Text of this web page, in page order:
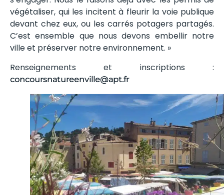
végétaliser, qui les incitent à fleurir la voie publique
devant chez eux, ou les carrés potagers partagés.
C’est ensemble que nous devons embellir notre
ville et préserver notre environnement. »
Renseignements et inscriptions :
concoursnatureenville@apt.fr